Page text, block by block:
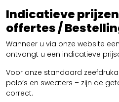
Indicatieve
offertes /
Wanneer u via onze website
ontvangt u een indicatieve
Voor onze standaard
polo’s en sweaters – zijn de
correct.